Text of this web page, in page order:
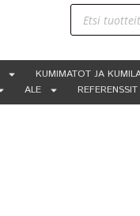
KUMIMATOT JA
ALE REFERENSSIT